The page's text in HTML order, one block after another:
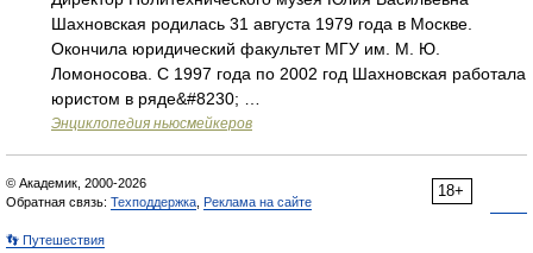
Шахновская родилась 31 августа 1979 года в Москве.
Окончила юридический факультет МГУ им. М. Ю.
Ломоносова. С 1997 года по 2002 год Шахновская работала
юристом в ряде&#8230; …
Энциклопедия ньюсмейкеров
18+
© Академик, 2000-2026
Обратная связь: Техподдержка Реклама на сайте
👣 Путешествия